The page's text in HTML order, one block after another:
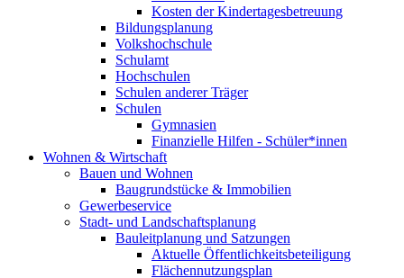
Kosten der Kindertagesbetreuung
Bildungsplanung
Volkshochschule
Schulamt
Hochschulen
Schulen anderer Träger
Schulen
Gymnasien
Finanzielle Hilfen - Schüler*innen
Wohnen & Wirtschaft
Bauen und Wohnen
Baugrundstücke & Immobilien
Gewerbeservice
Stadt- und Landschaftsplanung
Bauleitplanung und Satzungen
Aktuelle Öffentlichkeitsbeteiligung
Flächennutzungsplan